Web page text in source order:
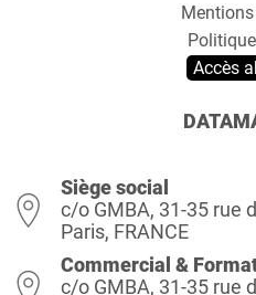
Accès
Siège social
c/o GMBA, 31-35 rue
Paris, FRANCE
Commercial &
c/o GMBA, 31-35 rue